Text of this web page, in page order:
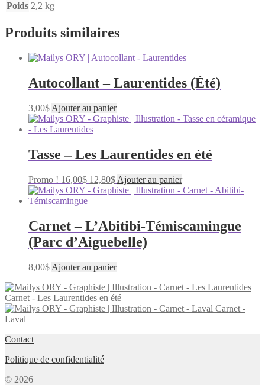
Poids 2,2 kg
Produits similaires
Autocollant – Laurentides (Été)
3,00$ Ajouter au panier
Tasse – Les Laurentides en été
Promo ! 16,00$ Le
prix
16,00$.
12,80$Le
prix
12,80$.
Ajouter au panier
Carnet – L’Abitibi-Témiscamingue
(Parc d’Aiguebelle)
8,00$ Ajouter au panier
Carnet - Les Laurentides en été
Carnet -
Laval
Contact
Politique de confidentialité
© 2026